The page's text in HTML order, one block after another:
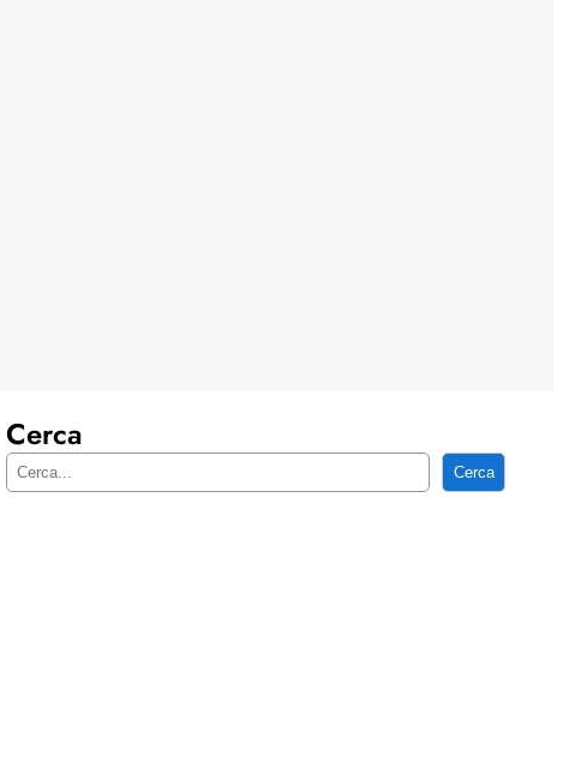
Cerca
C
Cerca